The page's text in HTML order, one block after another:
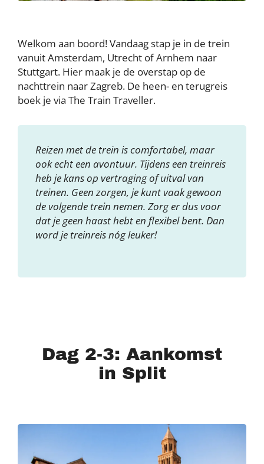
Welkom aan boord! Vandaag stap je in de trein
vanuit Amsterdam, Utrecht of Arnhem naar
Stuttgart. Hier maak je de overstap op de
nachttrein naar Zagreb. De heen- en terugreis
boek je via The Train Traveller.
Reizen met de trein is comfortabel, maar
ook echt een avontuur. Tijdens een treinreis
heb je kans op vertraging of uitval van
treinen. Geen zorgen, je kunt vaak gewoon
de volgende trein nemen. Zorg er dus voor
dat je geen haast hebt en flexibel bent. Dan
word je treinreis nóg leuker!
Dag 2-3: Aankomst
in Split